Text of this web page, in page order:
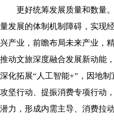
更好统筹发展质量和数量。
量发展的体制机制障碍，实现
兴产业，前瞻布局未来产业，
推动文旅深度融合发展新动能
深化拓展“人工智能+”，因地
攻坚行动、提振消费专项行动
潜力，形成内需主导、消费拉